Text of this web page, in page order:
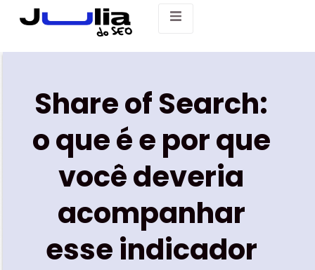
Share of Search:
o que é e por que
você deveria
acompanhar
esse indicador